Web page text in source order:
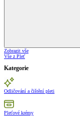
Zobrazit vše
Vše z Pleť
Kategorie
Odličování a čištění pleti
Pleťové krémy